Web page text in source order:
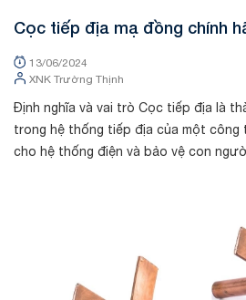
Cọc tiếp địa mạ đồng chính
13/06/2024
XNK Trường Thịnh
Định nghĩa và vai trò Cọc tiếp địa là
trong hệ thống tiếp địa của một công
cho hệ thống điện và bảo vệ con